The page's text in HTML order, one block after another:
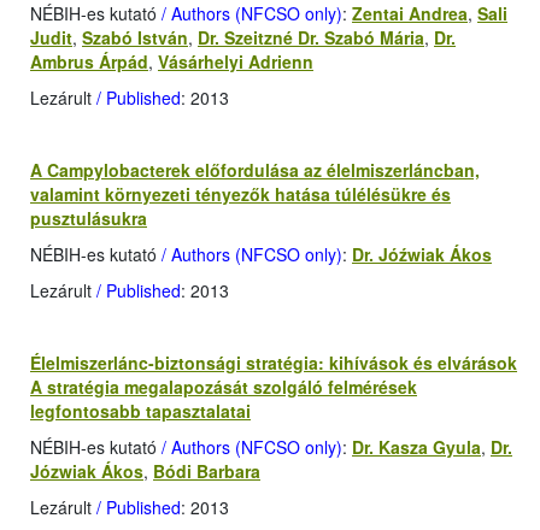
NÉBIH-es kutató / Authors (NFCSO only): Zentai Andrea, Sali
Judit, Szabó István, Dr. Szeitzné Dr. Szabó Mária, Dr.
Ambrus Árpád, Vásárhelyi Adrienn
Lezárult / Published: 2013
A Campylobacterek előfordulása az élelmiszerláncban,
valamint környezeti tényezők hatása túlélésükre és
pusztulásukra
NÉBIH-es kutató / Authors (NFCSO only): Dr. Jóźwiak Ákos
Lezárult / Published: 2013
Élelmiszerlánc-biztonsági stratégia: kihívások és elvárások
A stratégia megalapozását szolgáló felmérések
legfontosabb tapasztalatai
NÉBIH-es kutató / Authors (NFCSO only): Dr. Kasza Gyula, Dr.
Józwiak Ákos, Bódi Barbara
Lezárult / Published: 2013